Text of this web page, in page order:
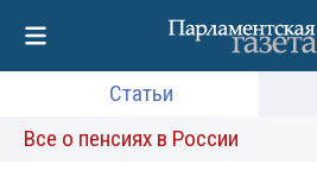
Статьи
Все о пенсиях в России